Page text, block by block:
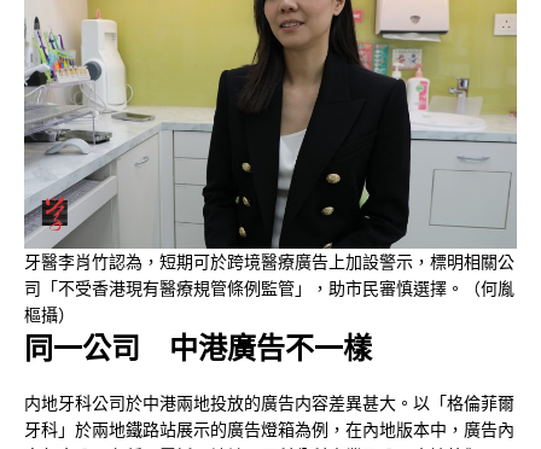
牙醫李肖竹認為，短期可於跨境醫療廣告上加設警示，標明相關公
司「不受香港現有醫療規管條例監管」，助市民審慎選擇。（何胤
樞攝）
同一公司 中港廣告不一樣
内地牙科公司於中港兩地投放的廣告内容差異甚大。以「格倫菲爾
牙科」於兩地鐵路站展示的廣告燈箱為例，在內地版本中，廣告內